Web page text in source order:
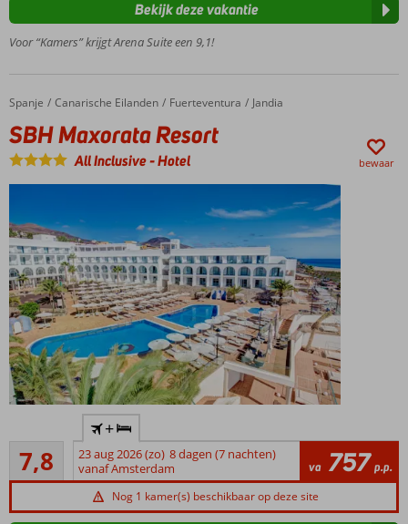
leeftijd
16 jaar
loopafstand
van het
strand en
centrum
Ruime,
kamers met
zwembadzicht
Meerdere
zwembaden
voor de
verkoelende
duik
Breng een
bezoek aan
de
beroemde
zandduinen
Voor “Kamers” krijgt Arena Suite een 9,1!
Bekijk deze vakantie
Home
Spanje Canarische Eilanden Fuerteventura Jandia
SBH Maxorata Resort
SBH Maxorata Resort
All Inclusive-Hotel bewaar
Fantastisch
Jandia
Heerlijke
zwembaden
Miniclub en
7,8
Goed
269
beoordelingen
+
23 aug 2026 (zo) 8 dagen (7 nachten)
vanaf Amsterdam
va 757 p.p.
Nog 1 kamer(s) beschikbaar op deze site